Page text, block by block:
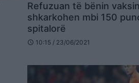
Refuzuan të bënin
shkarkohen mbi 150
spitalorë
schedule 10:15 / 23/06/2021